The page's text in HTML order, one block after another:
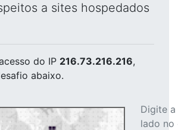
a sites hospedados
do IP 216.73.216.216,
abaixo.
Digite
lado no